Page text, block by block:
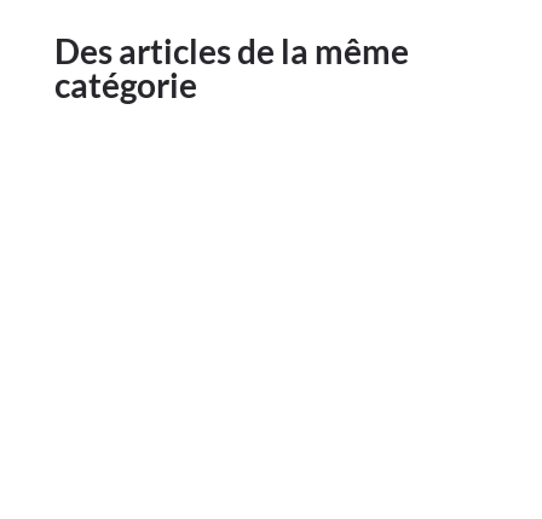
Des articles de la même
catégorie